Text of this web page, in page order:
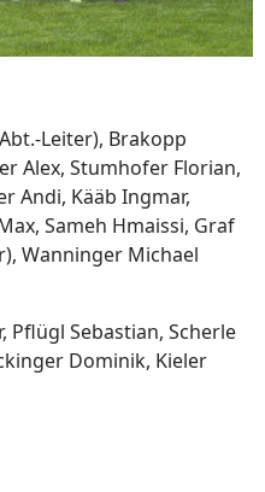
Leiter), Brakopp
Alex, Stumhofer Florian,
Andi, Kääb Ingmar,
Sameh Hmaissi, Graf
Wanninger Michael
Pflügl Sebastian, Scherle
Dominik, Kieler